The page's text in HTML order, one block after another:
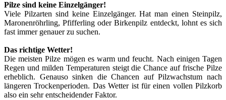
Pilze sind keine Einzelgänger!
Viele Pilzarten sind keine Einzelgänger. Hat man einen Steinpilz,
Maronenröhrling, Pfifferling oder Birkenpilz entdeckt, lohnt es sich
fast immer genauer zu suchen.
Das richtige Wetter!
Die meisten Pilze mögen es warm und feucht. Nach einigen Tagen
Regen und milden Temperaturen steigt die Chance auf frische Pilze
erheblich. Genauso sinken die Chancen auf Pilzwachstum nach
längeren Trockenperioden. Das Wetter ist für einen vollen Pilzkorb
also ein sehr entscheidender Faktor.